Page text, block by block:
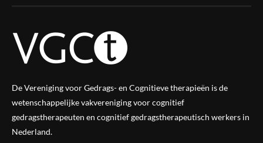
De Vereniging voor Gedrags- en Cognitieve therapieën is de
wetenschappelijke vakverenigingvoor cognitief
gedragstherapeuten en cognitief gedragstherapeutisch werkers in
Nederland.